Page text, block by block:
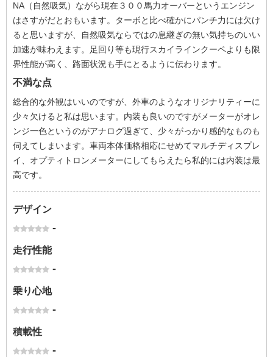
NA（自然吸気）ながら現在３００馬力オーバーというエンジン
はさすがだとおもいます。ターボと比べ確かにパンチ力には欠け
ると思いますが、自然吸気ならではの息継ぎの無い気持ちのいい
加速が味わえます。足回り等も現行スカイラインクーペよりも限
界性能が高く、路面状況も手にとるように伝わります。
不満な点
総合的な外観はいいのですが、外車のようなオリジナリティーに
少々欠けると私は思います。内装も良いのですがメーターがオレ
ンジ一色というのがアナログ過ぎて、少々がっかり感的なものも
伺えてしまいます。車両本体価格相応にせめてマルチディスプレ
イ、オプティトロンメーターにしてもらえたら私的には内装は最
高です。
デザイン
-
走行性能
-
乗り心地
-
積載性
-